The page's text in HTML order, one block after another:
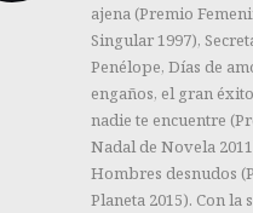
ajena (Premio
Singular 1997),
Penélope, Días de
engaños, el gran
nadie te encuentre
Nadal de Novela
Hombres desnudos
Planeta 2015). Con la